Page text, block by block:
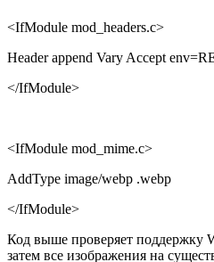
<IfModule mod_headers.c>
Header append Vary Accept
</IfModule>
<IfModule mod_mime.c>
AddType image/webp .webp
</IfModule>
Код выше проверяет поддержку
затем все изображения на